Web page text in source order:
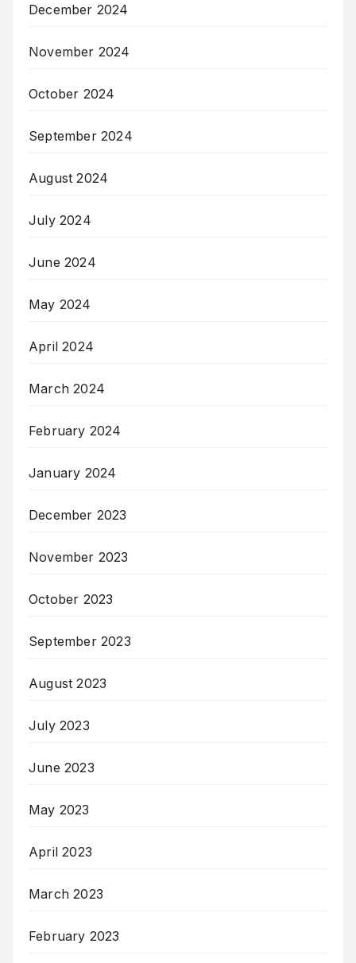
December 2024
November 2024
October 2024
September 2024
August 2024
July 2024
June 2024
May 2024
April 2024
March 2024
February 2024
January 2024
December 2023
November 2023
October 2023
September 2023
August 2023
July 2023
June 2023
May 2023
April 2023
March 2023
February 2023